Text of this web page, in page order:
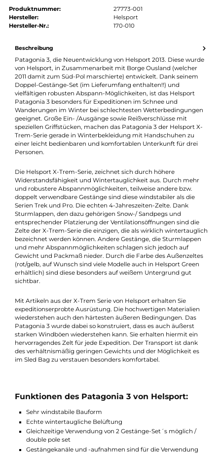
Produkt Anzahl: Gib den gewünschten Wert ein oder benutze die Schaltflächen um die
Produktnummer:
Hersteller: Helsport
Hersteller-Nr.: 170-010
Beschreibung
Patagonia 3, die Neuentwicklung von Helsport 2013. Diese
von Helsport, in Zusammenarbeit mit Borge Ousland (welcher
2011 damit zum Süd-Pol marschierte) entwickelt. Dank seinem
Doppel-Gestänge-Set (im Lieferumfang enthalten!!) und
vielfältigen robusten Abspann-Möglichkeiten, ist das Helsport
Patagonia 3 besonders für Expeditionen im Schnee und
geeignet. Große Ein- /Ausgänge sowie Reißverschlüsse mit
speziellen Griffstücken, machen das Patagonia 3 der Helsport
Trem-Serie gerade in Winterbekleidung mit Handschuhen zu
einer leicht bedienbaren und komfortablen Unterkunft für drei
Personen.
Die Helsport X-Trem-Serie, zeichnet sich durch höhere
Widerstandsfähigkeit und Wintertauglichkeit aus. Durch mehr
und robustere Abspannmöglichkeiten, teilweise andere bzw.
doppelt verwendbare Gestänge sind diese windstabiler als die
Serien Trek und Pro. Die echten 4-Jahreszeiten-Zelte. Dank
Sturmlappen, den dazu gehörigen Snow-/ Sandpegs und
bezeichnet werden können. Andere Gestänge, die
und mehr Abspannmöglichkeiten schlagen sich jedoch auf
Gewicht und Packmaß nieder. Durch die Farbe des
(rot/gelb, auf Wunsch sind viele Modelle auch in Helsport Green
erhältlich) sind diese besonders auf weißem Untergrund gut
sichtbar.
wiederstehen auch den härtesten äußeren Bedingungen. Das
Patagonia 3 wurde dabei so konstruiert, dass es auch äußerst
starken Windböen wiederstehen kann. Sie erhalten hiermit ein
hervorragendes Zelt für jede Expedition. Der Transport ist dank
des verhältnismäßig geringen Gewichts und der Möglichkeit es
im Sled Bag zu verstauen besonders komfortabel.